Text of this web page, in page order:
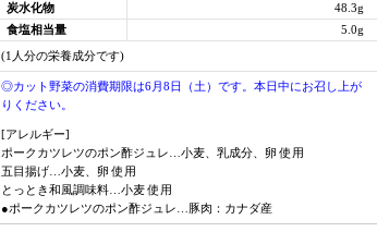
炭水化物
48.3g
食塩相当量
5.0g
(1人分の栄養成分です)
◎カット野菜の消費期限は6月8日（土）です。本日中にお召し上が
りください。
[アレルギー]
ポークカツレツのポン酢ジュレ…小麦、乳成分、卵 使用
五目揚げ…小麦、卵 使用
とっとき和風調味料…小麦 使用
●ポークカツレツのポン酢ジュレ…豚肉：カナダ産